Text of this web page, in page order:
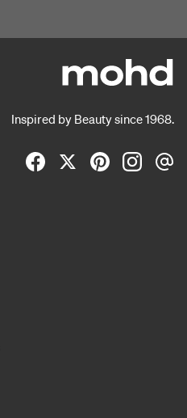
Inspired by Beauty since 1968.